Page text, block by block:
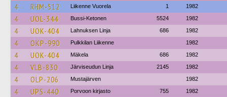
4 RHM-512 Liikenne Vuorela 1 1982
4 UOL-344 Bussi-Ketonen 5524 1982
4 UOK-404 Lahnuksen Linja 686 1982
4 OKP-990 Pulkkilan Liikenne 1982
4 UOK-404 Mäkela 686 1982
4 VLB-830 Järviseudun Linja 2145 1982
4 OLP-206 Mustajärven 1982
4 UPS-440 Porvoon kirjasto 755 1982